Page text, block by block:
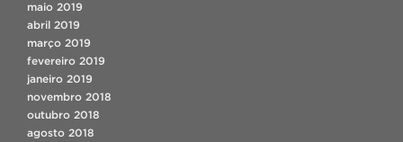
maio 2019
abril 2019
março 2019
fevereiro 2019
janeiro 2019
novembro 2018
outubro 2018
agosto 2018